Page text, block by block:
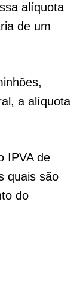
alíquota
de um
a alíquota
IPVA de
quais são
do